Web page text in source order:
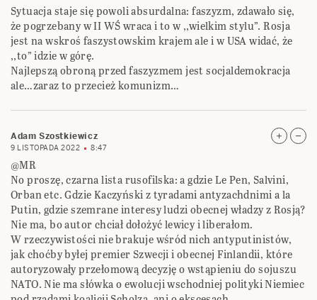
Sytuacja staje się powoli absurdalna: faszyzm, zdawało się,
że pogrzebany w II WŚ wraca i to w ,,wielkim stylu”. Rosja
jest na wskroś faszystowskim krajem ale i w USA widać, że
,,to” idzie w górę.
Najlepszą obroną przed faszyzmem jest socjaldemokracja
ale…zaraz to przecież komunizm…
Adam Szostkiewicz
9 LISTOPADA 2022 8:47
@MR
No proszę, czarna lista rusofilska: a gdzie Le Pen, Salvini,
Orban etc. Gdzie Kaczyński z tyradami antyzachdnimi a la
Putin, gdzie szemrane interesy ludzi obecnej władzy z Rosją?
Nie ma, bo autor chciał dołożyć lewicy i liberałom.
W rzeczywistości nie brakuje wśród nich antyputinistów,
jak choćby byłej premier Szwecji i obecnej Finlandii, które
autoryzowały przełomową decyzję o wstąpieniu do sojuszu
NATO. Nie ma słówka o ewolucji wschodniej polityki Niemiec